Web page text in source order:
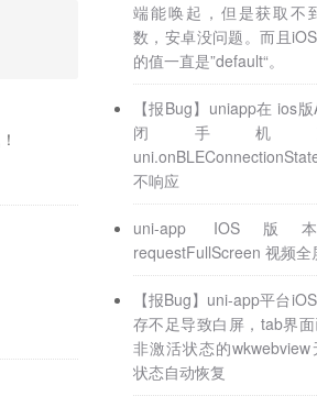
端能唤起，但是获取不
数，安卓没问题。而且
的值一直是”default“。
【报Bug】uniapp在 ios
闭手机
不响应
uni-app IOS版
requestFullScreen 视频全
【报Bug】uni-app平台
存不足导致白屏，tab界
非激活状态的
状态自动恢复